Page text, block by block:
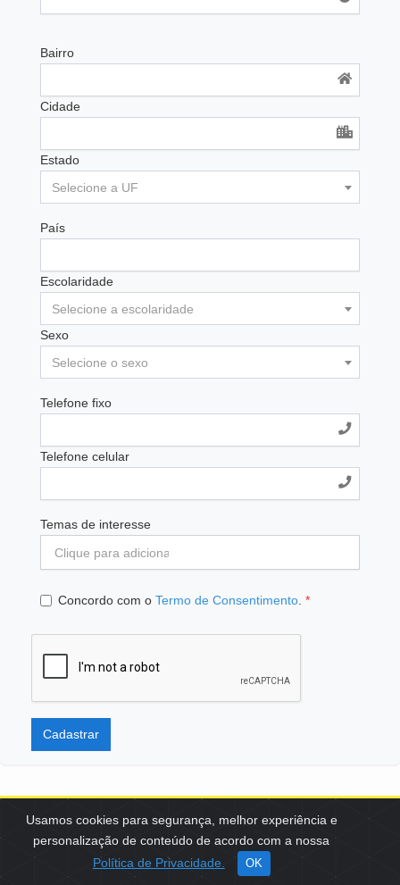
Usamos cookies para segurança, melhor experiência e
personalização de conteúdo de acordo com a nossa
Política de Privacidade.
OK
Bairro
Cidade
Estado
Selecione a UF
País
Escolaridade
Selecione a escolaridade
Sexo
Selecione o sexo
Telefone fixo
Telefone celular
Temas de interesse
Concordo com o Termo de Consentimento *
Cadastrar
SCES, TRECHO 02, LOTE 22 CEP: 70200-002 | BRASÍLIA (DF) | +55
61 3108-7000 / FBB@FBB.ORG.BR